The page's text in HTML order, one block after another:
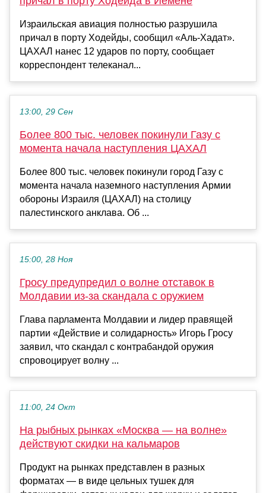
Израильская авиация полностью разрушила
причал в порту Ходейды, сообщил «Аль-Хадат».
ЦАХАЛ нанес 12 ударов по порту, сообщает
корреспондент телеканал...
13:00, 29 Сен
Более 800 тыс. человек покинули Газу с
момента начала наступления ЦАХАЛ
Более 800 тыс. человек покинули город Газу с
момента начала наземного наступления Армии
обороны Израиля (ЦАХАЛ) на столицу
палестинского анклава. Об ...
15:00, 28 Ноя
Гросу предупредил о волне отставок в
Молдавии из-за скандала с оружием
Глава парламента Молдавии и лидер правящей
партии «Действие и солидарность» Игорь Гросу
заявил, что скандал с контрабандой оружия
спровоцирует волну ...
11:00, 24 Окт
На рыбных рынках «Москва — на волне»
действуют скидки на кальмаров
Продукт на рынках представлен в разных
форматах — в виде цельных тушек для